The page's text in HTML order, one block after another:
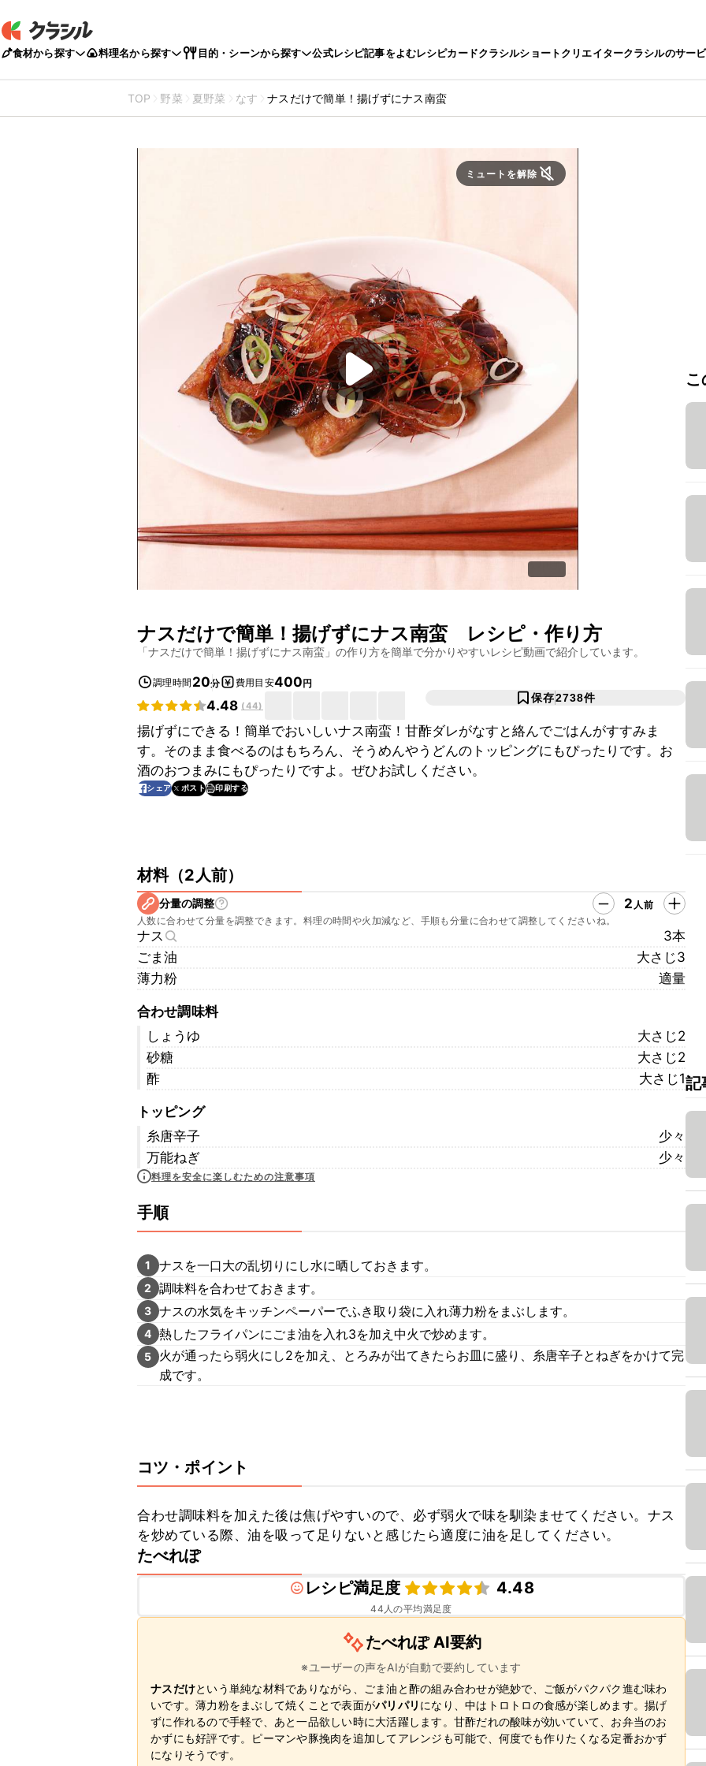
食材から探す 料理名から探す 目的・シーンから探す 公式レシピ記事をよむレシピカードクラシルショートクリエイタークラシルのサー
TOP 野菜 夏野菜 なす ナスだけで簡単！揚げずにナス南蛮
ミュートを解除
ナスだけで簡単！揚げずにナス南蛮 レシピ・作り方
「ナスだけで簡単！揚げずにナス南蛮 」の作り方を簡単で分かりやすいレシピ動画で紹介しています。
調理時間 20分 費用目安400円
4.48 (44)
保存2738件
揚げずにできる！簡単でおいしいナス南蛮！甘酢ダレがなすと絡んでごはんがすすみま
す。そのまま食べるのはもちろん、そうめんやうどんのトッピングにもぴったりです。お
酒のおつまみにもぴったりですよ。ぜひお試しください。
シェア ポスト 印刷する
材料（2人前）
分量の調整 2 人前
人数に合わせて分量を調整できます。料理の時間や火加減など、手順も分量に合わせて調整してくださいね。
ナス
3本
ごま油
大さじ3
薄力粉
適量
合わせ調味料
しょうゆ
大さじ2
砂糖
大さじ2
酢
大さじ1
トッピング
糸唐辛子
少々
万能ねぎ
少々
料理を安全に楽しむための注意事項
手順
1 ナスを一口大の乱切りにし水に晒しておきます。
2 調味料を合わせておきます。
3 ナスの水気をキッチンペーパーでふき取り袋に入れ薄力粉をまぶします。
4 熱したフライパンにごま油を入れ3を加え中火で炒めます。
5
火が通ったら弱火にし2を加え、とろみが出てきたらお皿に盛り、糸唐辛子とねぎをかけて完
成です。
コツ・ポイント
合わせ調味料を加えた後は焦げやすいので、必ず弱火で味を馴染ませてください。ナス
を炒めている際、油を吸って足りないと感じたら適度に油を足してください。
たべれぽ
レシピ満足度
4.48
44 人の平均満足度
たべれぽ AI要約
※ユーザーの声をAIが自動で要約しています
ナスだけという単純な材料でありながら、ごま油と酢の組み合わせが絶妙で、ご飯がパクパク進む味わ
いです。薄力粉をまぶして焼くことで表面がパリパリ になり、中はトロトロの食感が楽しめます。揚げ
ずに作れるので手軽で、あと一品欲しい時に大活躍します。甘酢だれの酸味が効いていて、お弁当のお
かずにも好評です。ピーマンや豚挽肉を追加してアレンジも可能で、何度でも作りたくなる定番おかず
になりそうです。
記